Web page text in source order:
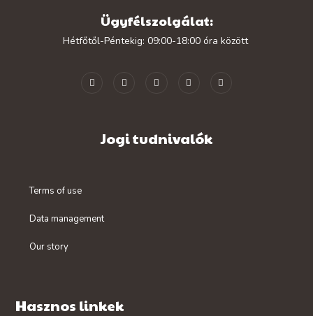
Ügyfélszolgálat:
Hétfőtől-Péntekig: 09:00-18:00 óra között
Jogi tudnivalók
Terms of use
Data management
Our story
Hasznos linkek